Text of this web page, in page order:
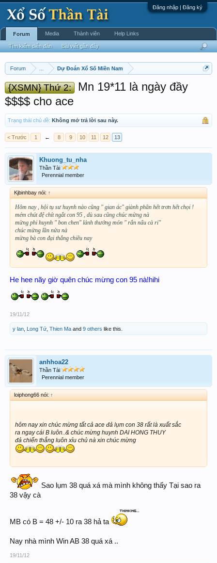
Đăng nhập | Đăng ký
Forum Dự Đoán Xổ Số Miền Nam
{XSMN} Thứ 2:
Mn 19*11 là ngày đầy
$$$$ cho ace
Trạng thái chủ đề: Không mở trả lời sau này.
< Trước 1 ← 8 9 10 11 12 13
Khuong_tu_nha
Thần Tài
Perennial member
Kjbinhbay nói: ↑
Hôm nay , hội tụ sư huynh nào cũng " gian ác" giành phần hết trơn hết chọi !
mém chút đệ chít ngắt con 95 , dù sau cũng chúc mừng nà
mừng phi huynh " bon chen" lảnh thưởng món " rắn nấu cà ri"
chúc mừng lần nửa nà
mừng bà con đại thắng chiều nay
He hee nãy giờ quên chúc mừng con 95 nà!hihi
19/11/12
y lan Long Tứ Thien Ma and 9 others like this.
anhhoa22
Thần Tài
Perennial member
loiphong66 nói: ↑
hôm nay xin chúc mừng tất cả ace đả lụm con 38 rất là xuất sắc
ra ngay cái B luôn..& chúc mừng huynh DAI HONG THUY
đả chiến thắng luôn xỉu chủ nà xin chúc mừng
Sao lụm 38 quá xá mà mình không thấy Tại sao ra
38 vậy cà
MB có B = 48 +/- 10 ra 38 hả ta
Nay nhà mình Win AB 38 quá xá ..
19/11/12
Forum
Tìm kiếm diễn đàn Bài viết gần đây
Media Thành viên Help Links